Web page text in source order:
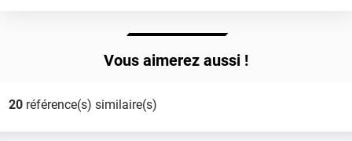
Vous aimerez aussi !
20référence(s) similaire(s)